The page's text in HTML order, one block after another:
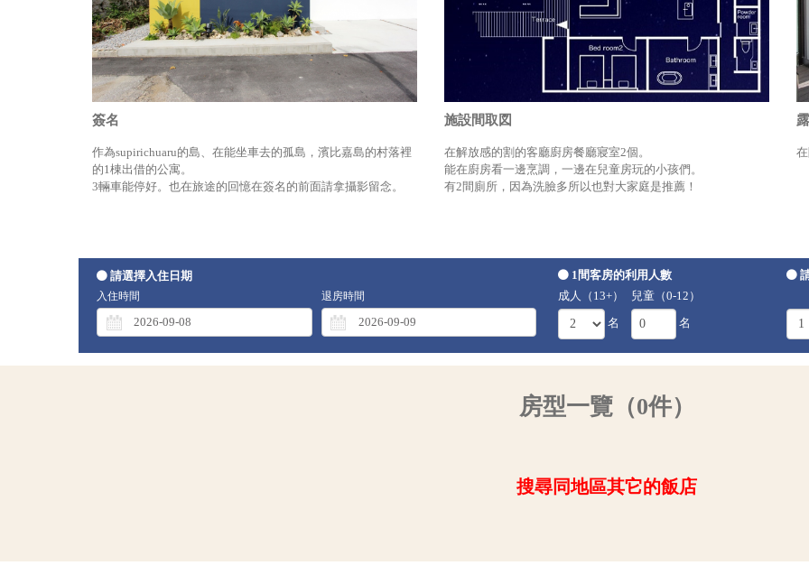
簽名
作為supirichuaru的島、在能坐車去的孤島，濱比嘉島的村落裡
的1棟出借的公寓。
3輛車能停好。也在旅途的回憶在簽名的前面請拿攝影留念。
施設間取図
在解放感的割的客廳廚房餐廳寢室2個。
能在廚房看一邊烹調，一邊在兒童房玩的小孩們。
有2間廁所，因為洗臉多所以也對大家庭是推薦！
請選擇入住日期
入住時間 退房時間
1間客房的利用人數
成人（13+）
名
兒童（0-12）
名
房型一覽（0件）
搜尋同地區其它的飯店